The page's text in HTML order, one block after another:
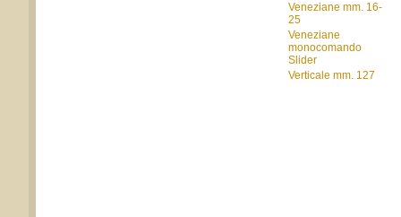
Veneziane mm. 16-
25
Veneziane
monocomando
Slider
Verticale mm. 127